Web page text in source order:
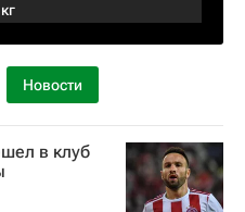
Новости
в клуб